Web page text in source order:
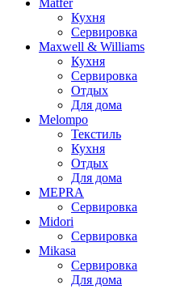
Matfer
Кухня
Сервировка
Maxwell & Williams
Кухня
Сервировка
Отдых
Для дома
Melompo
Текстиль
Кухня
Отдых
Для дома
MEPRA
Сервировка
Midori
Сервировка
Mikasa
Сервировка
Для дома